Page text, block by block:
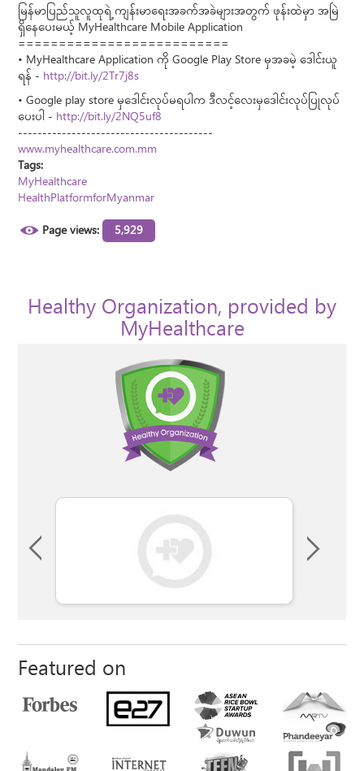
မြန်မာပြည်သူလူထုရဲ့ ကျန်းမာရေးအခက်အခဲများအတွက် ဖုန်းထဲမှာ အမြဲ
ရှိနေပေးမယ့် MyHealthcare Mobile Application
==========================
• MyHealthcare Application ကို Google Play Store မှအခမဲ့ ဒေါင်းယူ
ရန် - http://bit.ly/2Tr7j8s
• Google play store မှဒေါင်းလုပ်မရပါက ဒီလင့်လေးမှဒေါင်းလုပ်ပြုလုပ်
ပေးပါ - http://bit.ly/2NQ5uf8
----------------------------------------
www.myhealthcare.com.mm
Tags:
MyHealthcare
HealthPlatformforMyanmar
Page views:
5,929
Healthy Organization, provided by
MyHealthcare
Featured on